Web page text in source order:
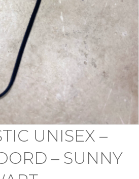
UNISEX –
– SUNNY